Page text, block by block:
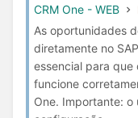
CRM One - WEB
As oportunidades
diretamente no
essencial para
funcione
One. Importante: o